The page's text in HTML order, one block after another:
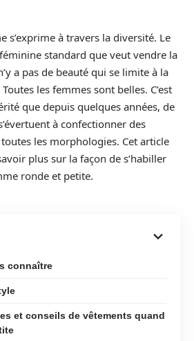
s’exprime à travers la diversité. Le
standard que veut vendre la
a pas de beauté qui se limite à la
les femmes sont belles. C’est
que depuis quelques années, de
à confectionner des
les morphologies. Cet article
plus sur la façon de s’habiller
ronde et petite.
connaître
et conseils de vêtements quand